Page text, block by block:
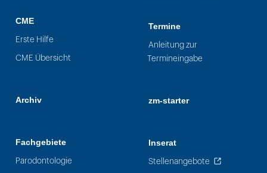
CME
Erste Hilfe
CME Übersicht
Archiv
Fachgebiete
Parodontologie
Termine
Anleitung zur
Termineingabe
zm-starter
Inserat
Stellenangebote